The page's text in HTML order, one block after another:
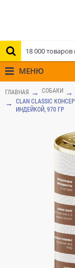
МЕНЮ
ГЛАВНАЯ СОБАКИ
CLAN CLASSIC
ИНДЕЙКОЙ, 970 ГР